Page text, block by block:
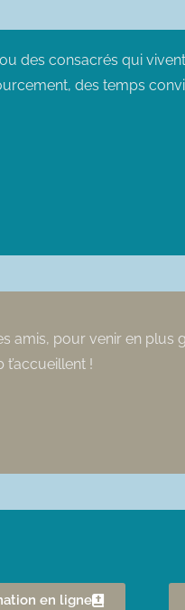
des consacrés qui
des temps
amis, pour venir en
!
en ligne